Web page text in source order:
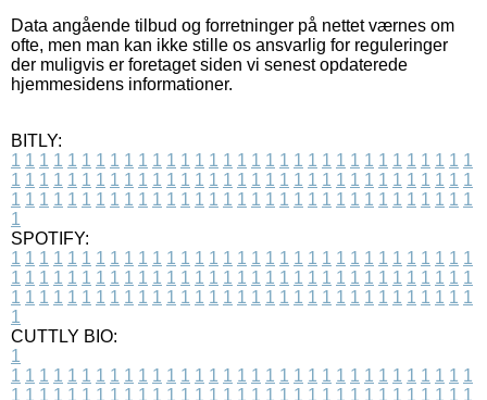
Data angående tilbud og forretninger på nettet værnes om
ofte, men man kan ikke stille os ansvarlig for reguleringer
der muligvis er foretaget siden vi senest opdaterede
hjemmesidens informationer.
BITLY:
1 1 1 1 1 1 1 1 1 1 1 1 1 1 1 1 1 1 1 1 1 1 1 1 1 1 1 1 1 1 1 1 1
1 1 1 1 1 1 1 1 1 1 1 1 1 1 1 1 1 1 1 1 1 1 1 1 1 1 1 1 1 1 1 1 1
1 1 1 1 1 1 1 1 1 1 1 1 1 1 1 1 1 1 1 1 1 1 1 1 1 1 1 1 1 1 1 1 1
1
SPOTIFY:
1 1 1 1 1 1 1 1 1 1 1 1 1 1 1 1 1 1 1 1 1 1 1 1 1 1 1 1 1 1 1 1 1
1 1 1 1 1 1 1 1 1 1 1 1 1 1 1 1 1 1 1 1 1 1 1 1 1 1 1 1 1 1 1 1 1
1 1 1 1 1 1 1 1 1 1 1 1 1 1 1 1 1 1 1 1 1 1 1 1 1 1 1 1 1 1 1 1 1
1
CUTTLY BIO:
1
1 1 1 1 1 1 1 1 1 1 1 1 1 1 1 1 1 1 1 1 1 1 1 1 1 1 1 1 1 1 1 1 1
1 1 1 1 1 1 1 1 1 1 1 1 1 1 1 1 1 1 1 1 1 1 1 1 1 1 1 1 1 1 1 1 1